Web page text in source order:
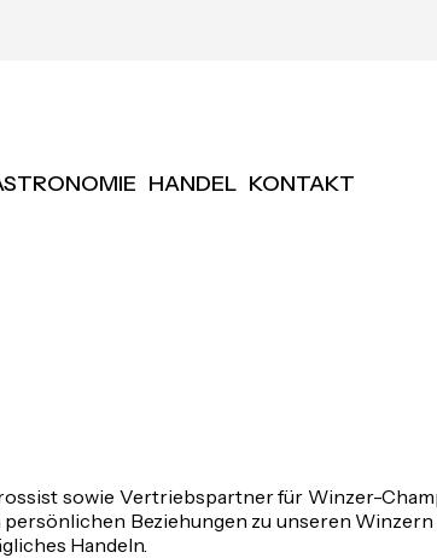
HANDEL KONTAKT
sowie Vertriebspartner für Winzer-
Beziehungen zu unseren
Handeln.